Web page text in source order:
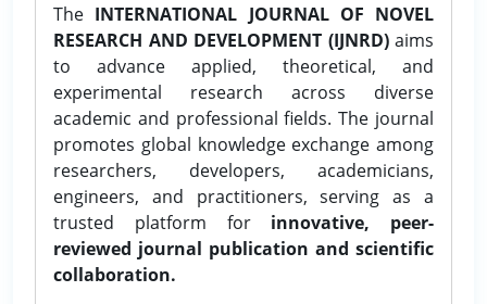
The INTERNATIONAL JOURNAL OF NOVEL
RESEARCH AND DEVELOPMENT (IJNRD)aims
to advance applied, theoretical, and
experimental research across diverse
academic and professional fields. The journal
promotes global knowledge exchange among
researchers, developers, academicians,
engineers, and practitioners, serving as a
trusted platform for innovative, peer-
reviewed journal publication and scientific
collaboration.